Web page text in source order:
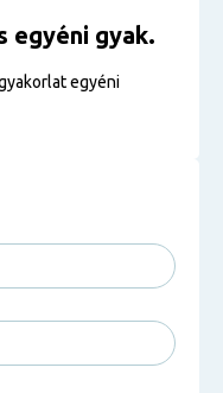
egyéni gyak.
egyéni